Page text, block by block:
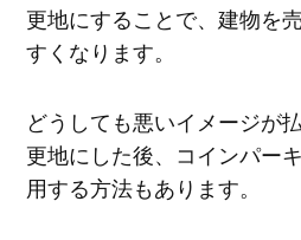
更地にすることで、建物を
すくなります。
どうしても悪いイメージが
更地にした後、コインパー
用する方法もあります。